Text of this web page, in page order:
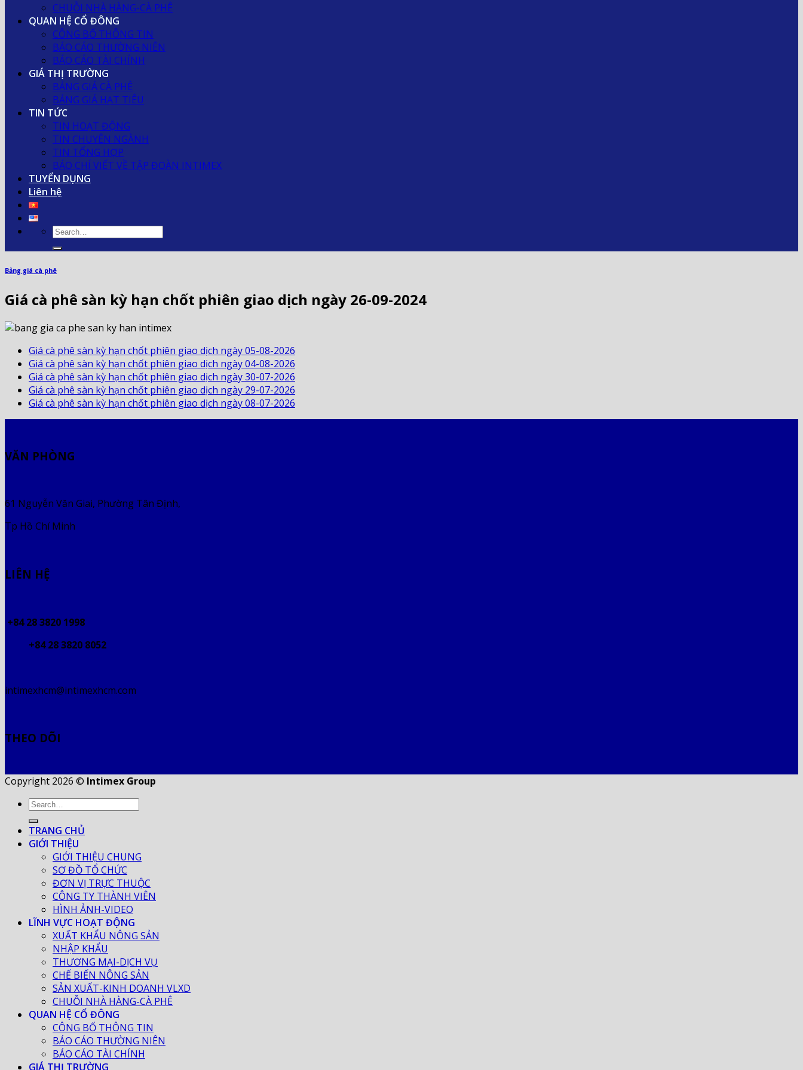
CHUỖI NHÀ HÀNG-CÀ PHÊ
QUAN HỆ CỔ ĐÔNG
CÔNG BỐ THÔNG TIN
BÁO CÁO THƯỜNG NIÊN
BÁO CÁO TÀI CHÍNH
GIÁ THỊ TRƯỜNG
BẢNG GIÁ CÀ PHÊ
BẢNG GIÁ HẠT TIÊU
TIN TỨC
TIN HOẠT ĐỘNG
TIN CHUYÊN NGÀNH
TIN TỔNG HỢP
BÁO CHÍ VIẾT VỀ TẬP ĐOÀN INTIMEX
TUYỂN DỤNG
Liên hệ
Bảng giá cà phê
Giá cà phê sàn kỳ hạn chốt phiên giao dịch ngày 26-09-2024
Giá cà phê sàn kỳ hạn chốt phiên giao dịch ngày 05-08-2026
Giá cà phê sàn kỳ hạn chốt phiên giao dịch ngày 04-08-2026
Giá cà phê sàn kỳ hạn chốt phiên giao dịch ngày 30-07-2026
Giá cà phê sàn kỳ hạn chốt phiên giao dịch ngày 29-07-2026
Giá cà phê sàn kỳ hạn chốt phiên giao dịch ngày 08-07-2026
VĂN PHÒNG
61 Nguyễn Văn Giai, Phường Tân Định,
Tp Hồ Chí Minh
LIÊN HỆ
+84 28 3820 1998
+84 28 3820 8052
intimexhcm@intimexhcm.com
THEO DÕI
Copyright 2026 © Intimex Group
TRANG CHỦ
GIỚI THIỆU
GIỚI THIỆU CHUNG
SƠ ĐỒ TỔ CHỨC
ĐƠN VỊ TRỰC THUỘC
CÔNG TY THÀNH VIÊN
HÌNH ẢNH-VIDEO
LĨNH VỰC HOẠT ĐỘNG
XUẤT KHẨU NÔNG SẢN
NHẬP KHẨU
THƯƠNG MẠI-DỊCH VỤ
CHẾ BIẾN NÔNG SẢN
SẢN XUẤT-KINH DOANH VLXD
CHUỖI NHÀ HÀNG-CÀ PHÊ
QUAN HỆ CỔ ĐÔNG
CÔNG BỐ THÔNG TIN
BÁO CÁO THƯỜNG NIÊN
BÁO CÁO TÀI CHÍNH
GIÁ THỊ TRƯỜNG